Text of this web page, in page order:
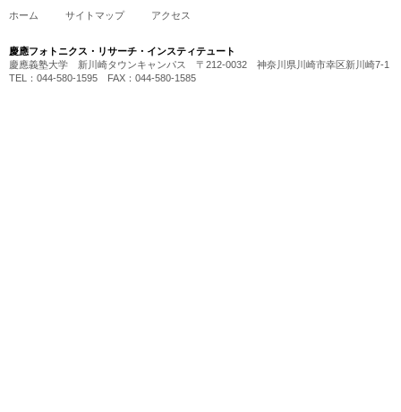
ホーム サイトマップ アクセス
慶應フォトニクス・リサーチ・インスティテュート
慶應義塾大学 新川崎タウンキャンパス 〒212-0032 神奈川県川崎市幸区新川崎7-1
TEL：044-580-1595 FAX：044-580-1585